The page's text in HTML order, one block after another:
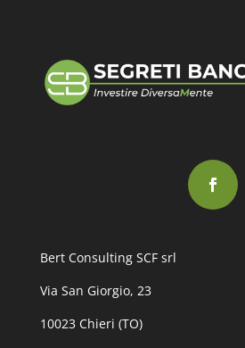
Bert Consulting SCF srl
Via San Giorgio, 23
10023 Chieri (TO)